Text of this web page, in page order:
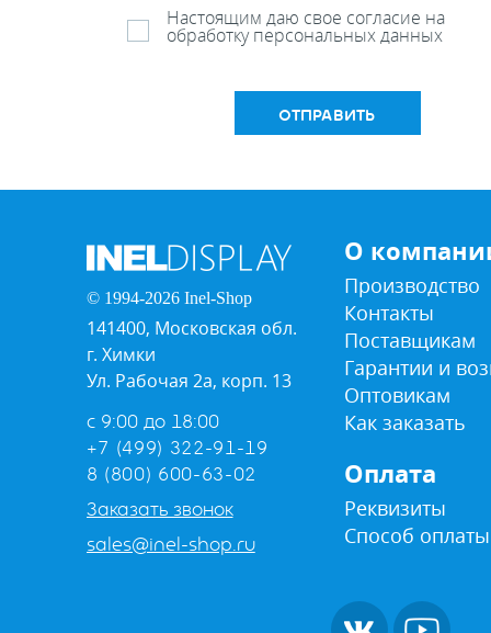
Настоящим даю свое согласие на
обработку персональных данных
ОТПРАВИТЬ
© 1994-2026 Inel-Shop
141400, Московская обл.
г. Химки
Ул. Рабочая 2а, корп. 13
с 9:00 до 18:00
+7 (499) 322-91-19
8 (800) 600-63-02
Заказать звонок
sales@inel-shop.ru
О
Производство
Контакты
Поставщикам
Гарантии и
Оптовикам
Как заказать
Оплата
Реквизиты
Способ оплаты